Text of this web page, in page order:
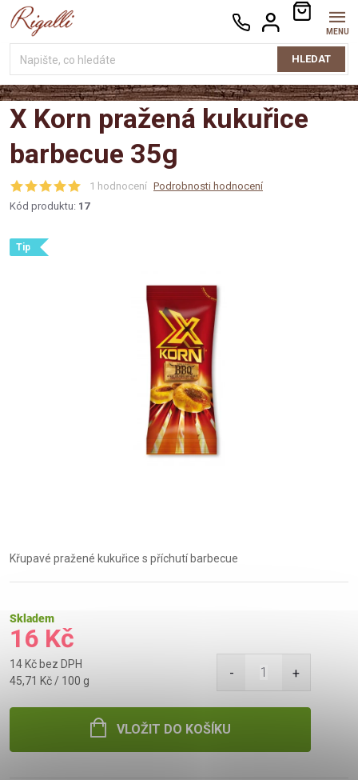
Přejít
na
HLEDAT
NÁKUPNÍ
KOŠÍK
X Korn pražená kukuřice
barbecue 35g
1 hodnocení Podrobnosti hodnocení
Kód produktu: 17
Tip
Křupavé pražené kukuřice s příchutí barbecue
Skladem
16 Kč
14 Kč bez DPH
Měrná
45,71 Kč / 100 g
VLOŽIT DO KOŠÍKU